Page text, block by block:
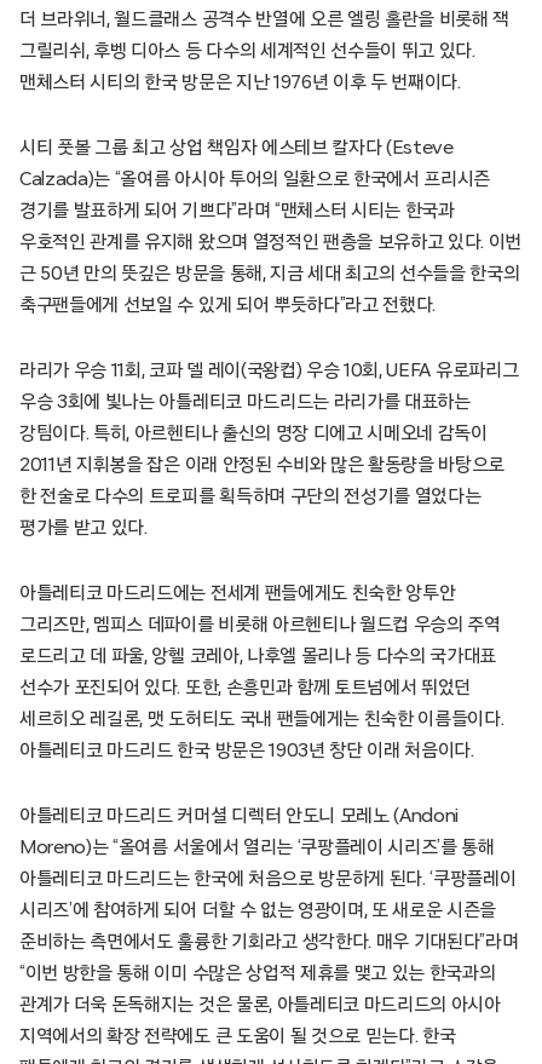
더 브라위너, 월드클래스 공격수 반열에 오른 엘링 홀란을 비롯해 잭
그릴리쉬, 후벵 디아스 등 다수의 세계적인 선수들이 뛰고 있다.
맨체스터 시티의 한국 방문은 지난 1976년 이후 두 번째이다.
시티 풋볼 그룹 최고 상업 책임자 에스테브 칼자다 (Esteve
Calzada)는 “올여름 아시아 투어의 일환으로 한국에서 프리시즌
경기를 발표하게 되어 기쁘다”라며 “맨체스터 시티는 한국과
우호적인 관계를 유지해 왔으며 열정적인 팬층을 보유하고 있다. 이번
근 50년 만의 뜻깊은 방문을 통해, 지금 세대 최고의 선수들을 한국의
축구팬들에게 선보일 수 있게 되어 뿌듯하다”라고 전했다.
라리가 우승 11회, 코파 델 레이(국왕컵) 우승 10회, UEFA 유로파리그
우승 3회에 빛나는 아틀레티코 마드리드는 라리가를 대표하는
강팀이다. 특히, 아르헨티나 출신의 명장 디에고 시메오네 감독이
2011년 지휘봉을 잡은 이래 안정된 수비와 많은 활동량을 바탕으로
한 전술로 다수의 트로피를 획득하며 구단의 전성기를 열었다는
평가를 받고 있다.
아틀레티코 마드리드에는 전세계 팬들에게도 친숙한 앙투안
그리즈만, 멤피스 데파이를 비롯해 아르헨티나 월드컵 우승의 주역
로드리고 데 파울, 앙헬 코레아, 나후엘 몰리나 등 다수의 국가대표
선수가 포진되어 있다. 또한, 손흥민과 함께 토트넘에서 뛰었던
세르히오 레길론, 맷 도허티도 국내 팬들에게는 친숙한 이름들이다.
아틀레티코 마드리드 한국 방문은 1903년 창단 이래 처음이다.
아틀레티코 마드리드 커머셜 디렉터 안도니 모레노 (Andoni
Moreno)는 “올여름 서울에서 열리는 ‘쿠팡플레이 시리즈’를 통해
아틀레티코 마드리드는 한국에 처음으로 방문하게 된다. ‘쿠팡플레이
시리즈’에 참여하게 되어 더할 수 없는 영광이며, 또 새로운 시즌을
준비하는 측면에서도 훌륭한 기회라고 생각한다. 매우 기대된다”라며
“이번 방한을 통해 이미 수많은 상업적 제휴를 맺고 있는 한국과의
관계가 더욱 돈독해지는 것은 물론, 아틀레티코 마드리드의 아시아
지역에서의 확장 전략에도 큰 도움이 될 것으로 믿는다. 한국